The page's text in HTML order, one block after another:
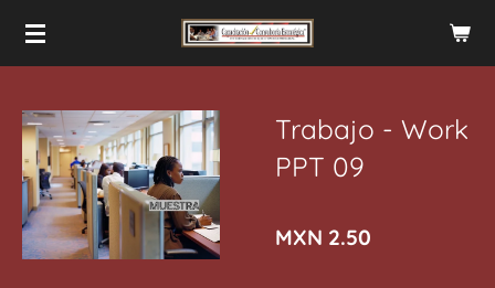
principal
Trabajo - Work
PPT 09
MXN 2.50